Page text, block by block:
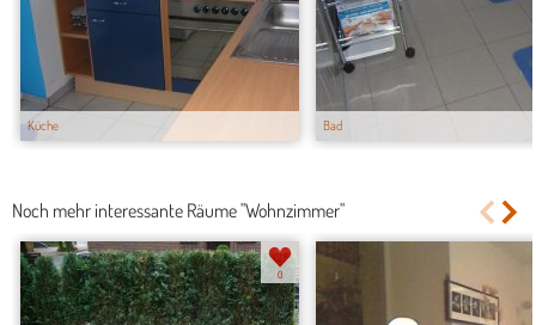
Küche Bad
Noch mehr interessante Räume "Wohnzimmer"
0